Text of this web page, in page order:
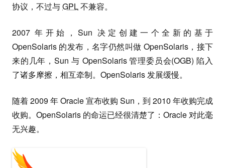
协议，不过与GPL不兼容。
2007 年开始，Sun 决定创建一个全新的基于
OpenSolaris 的发布，名字仍然叫做 OpenSolaris，接下
来的几年，Sun 与 OpenSolaris 管理委员会(OGB) 陷入
了诸多摩擦，相互牵制。OpenSolaris 发展缓慢。
随着 2009 年 Oracle 宣布收购 Sun，到 2010 年收购完成
收购。OpenSolaris 的命运已经很清楚了：Oracle 对此毫
无兴趣。